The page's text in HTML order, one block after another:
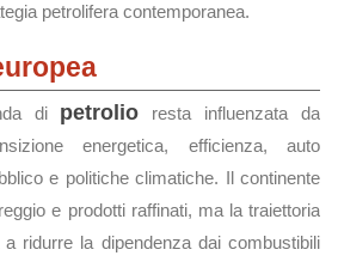
petrolifera contemporanea.
di petrolio resta influenzata da
energetica, efficienza, auto
e politiche climatiche. Il continente
e prodotti raffinati, ma la traiettoria
ridurre la dipendenza dai combustibili